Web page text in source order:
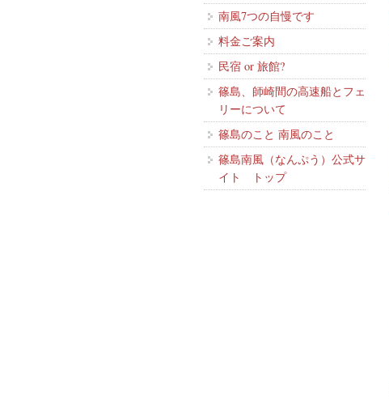
南風7つの自慢です
料金ご案内
民宿 or 旅館?
篠島、師崎間の高速船とフェ
リーについて
篠島のこと 南風のこと
篠島南風（なんぷう）公式サ
イト トップ